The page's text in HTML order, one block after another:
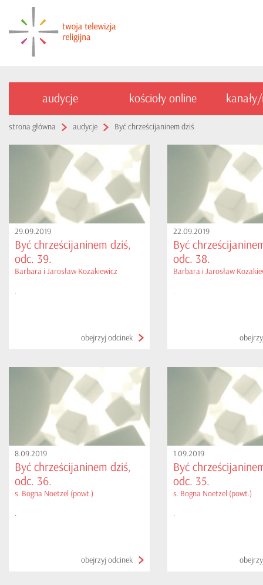
audycje kościoły online
strona główna audycje Być chrześcijaninem dziś
29.09.2019
Być chrześcijaninem dziś,
odc. 39.
Barbara i Jarosław Kozakiewicz
.
obejrzyj odcinek
22.09.2019
Być
odc. 38.
Barbara i Jarosław
.
8.09.2019
Być chrześcijaninem dziś,
odc. 36.
s. Bogna Noetzel (powt.)
.
obejrzyj odcinek
1.09.2019
Być
odc. 35.
s. Bogna Noetzel (powt.)
.